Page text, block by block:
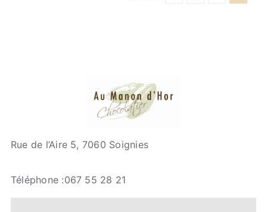
Rue de l’Aire 5, 7060 Soignies
Téléphone :067 55 28 21